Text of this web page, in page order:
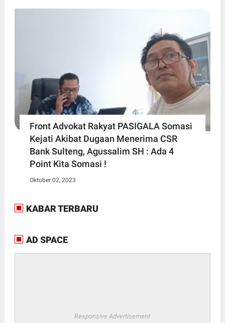
Front Advokat Rakyat PASIGALA Somasi
Kejati Akibat Dugaan Menerima CSR
Bank Sulteng, Agussalim SH : Ada 4
Point Kita Somasi !
Oktober 02, 2023
KABAR TERBARU
AD SPACE
Responsive Advertisement